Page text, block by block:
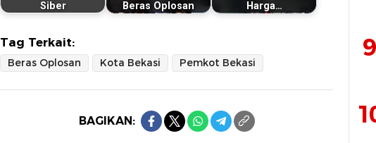
Siber
Beras Oplosan
Harga…
Tag Terkait:
Beras Oplosan Kota Bekasi Pemkot Bekasi
BAGIKAN:
9